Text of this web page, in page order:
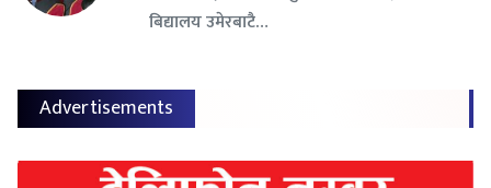
बिद्यालय उमेरबाटै…
Advertisements